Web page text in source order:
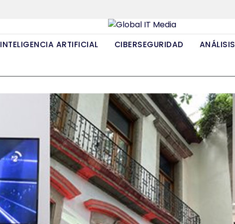
INTELIGENCIA ARTIFICIAL CIBERSEGURIDAD ANÁLISIS